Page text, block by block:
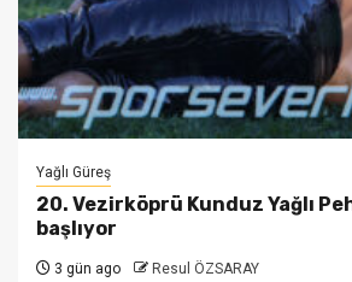
Yağlı Güreş
20. Vezirköprü Kunduz Yağlı
başlıyor
3 gün ago Resul ÖZSARAY